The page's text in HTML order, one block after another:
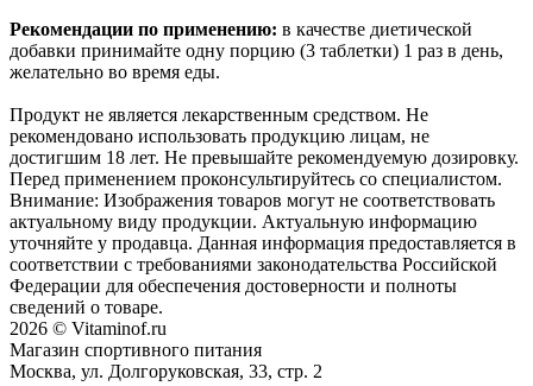
Рекомендации по применению: в качестве диетической
добавки принимайте одну порцию (3 таблетки) 1 раз в день,
желательно во время еды.
Продукт не является лекарственным средством. Не
рекомендовано использовать продукцию лицам, не
достигшим 18 лет. Не превышайте рекомендуемую дозировку.
Перед применением проконсультируйтесь со специалистом.
Внимание: Изображения товаров могут не соответствовать
актуальному виду продукции. Актуальную информацию
уточняйте у продавца. Данная информация предоставляется в
соответствии с требованиями законодательства Российской
Федерации для обеспечения достоверности и полноты
сведений о товаре.
2026 © Vitaminof.ru
Магазин спортивного питания
Москва, ул. Долгоруковская, 33, стр. 2